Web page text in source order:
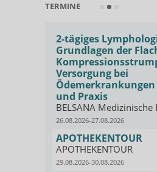
TERMINE
2-tägiges
Grundlagen der
Versorgung bei
und Praxis
BELSANA Medizinische
26.08.2026-27.08.2026
APOTHEKENTOUR
APOTHEKENTOUR
29.08.2026-30.08.2026